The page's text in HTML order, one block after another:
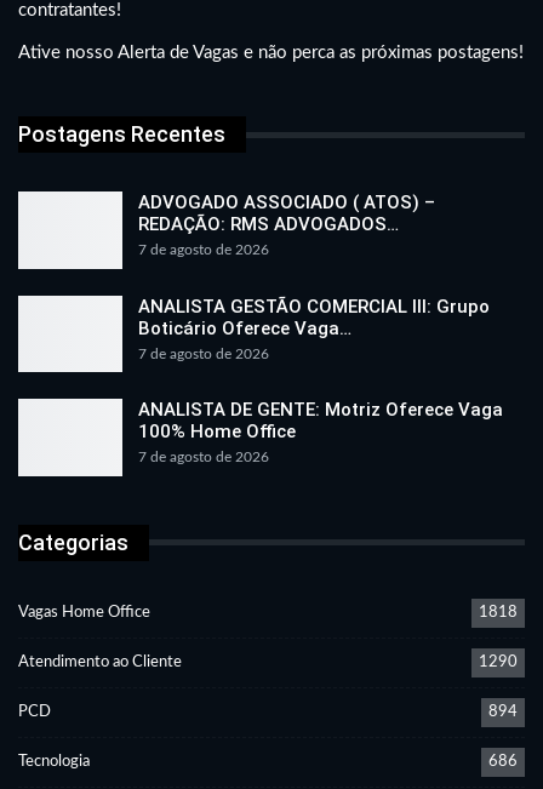
contratantes!
Ative nosso Alerta de Vagas e não perca as próximas postagens!
Postagens Recentes
ADVOGADO ASSOCIADO ( ATOS) –
REDAÇÃO: RMS ADVOGADOS…
7 de agosto de 2026
ANALISTA GESTÃO COMERCIAL III: Grupo
Boticário Oferece Vaga…
7 de agosto de 2026
ANALISTA DE GENTE: Motriz Oferece Vaga
100% Home Office
7 de agosto de 2026
Categorias
Vagas Home Office 1818
Atendimento ao Cliente 1290
PCD 894
Tecnologia 686